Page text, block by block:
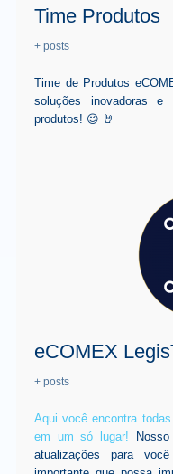
Time Produtos
+ posts
Time de Produtos
soluções inovadoras e
produtos! 😉 🤘
eCOMEX
+ posts
Aqui você encontra
em um só lugar!
atualizações para